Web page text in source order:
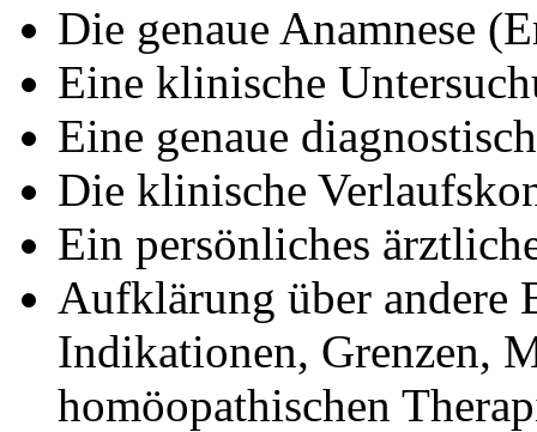
Die genaue Anamnese
Eine klinische
Eine genaue
Die klinische
Ein persönliches
Aufklärung über andere
Indikationen, Grenzen,
homöopathischen